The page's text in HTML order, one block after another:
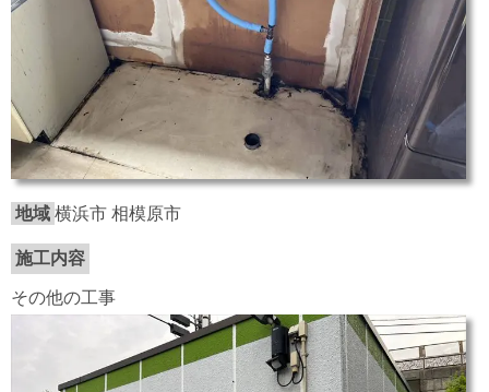
地域 横浜市 相模原市
施工内容
その他の工事